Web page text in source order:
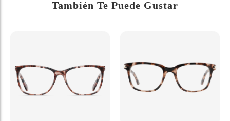
También Te Puede Gustar